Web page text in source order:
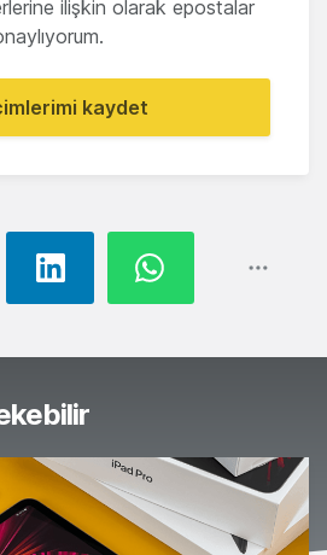
ilişkin olarak epostalar
kaydet